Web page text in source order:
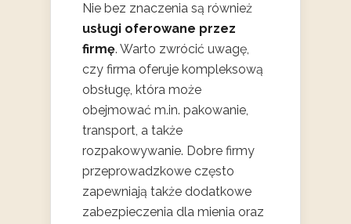
Nie bez znaczenia są również
usługi oferowane przez
firmę. Warto zwrócić uwagę,
czy firma oferuje kompleksową
obsługę, która może
obejmować m.in. pakowanie,
transport, a także
rozpakowywanie. Dobre firmy
przeprowadzkowe często
zapewniają także dodatkowe
zabezpieczenia dla mienia oraz